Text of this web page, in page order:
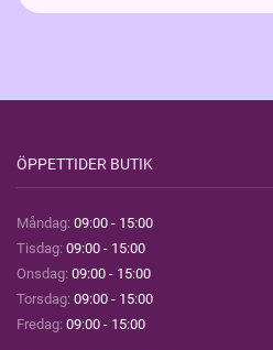
ÖPPETTIDER BUTIK
Måndag: 09:00 - 15:00
Tisdag: 09:00 - 15:00
Onsdag: 09:00 - 15:00
Torsdag: 09:00 - 15:00
Fredag: 09:00 - 15:00